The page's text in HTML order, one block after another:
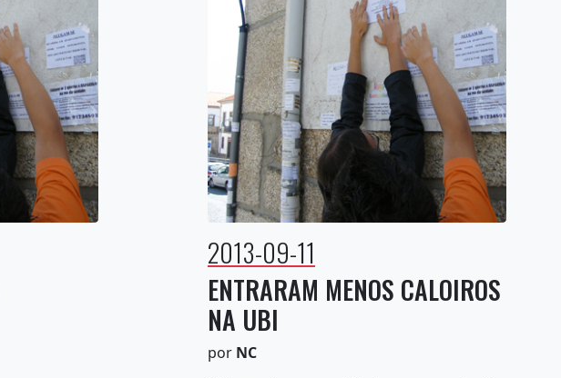
2013-09-11
ENTRARAM MENOS CALOIROS
NA UBI
por NC